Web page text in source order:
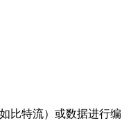
比特流）或数据进行编